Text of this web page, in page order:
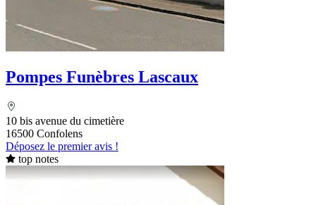
Pompes Funèbres Lascaux
10 bis avenue du cimetière
16500 Confolens
Déposez le premier avis !
top notes